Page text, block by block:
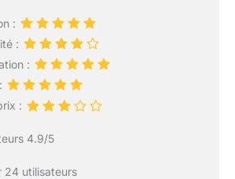
:
:
:
:
4.9/5
24 utilisateurs